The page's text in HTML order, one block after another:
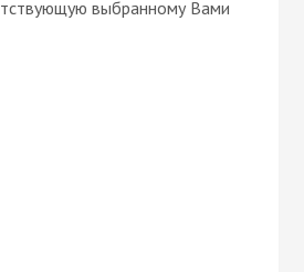
выбранному Вами